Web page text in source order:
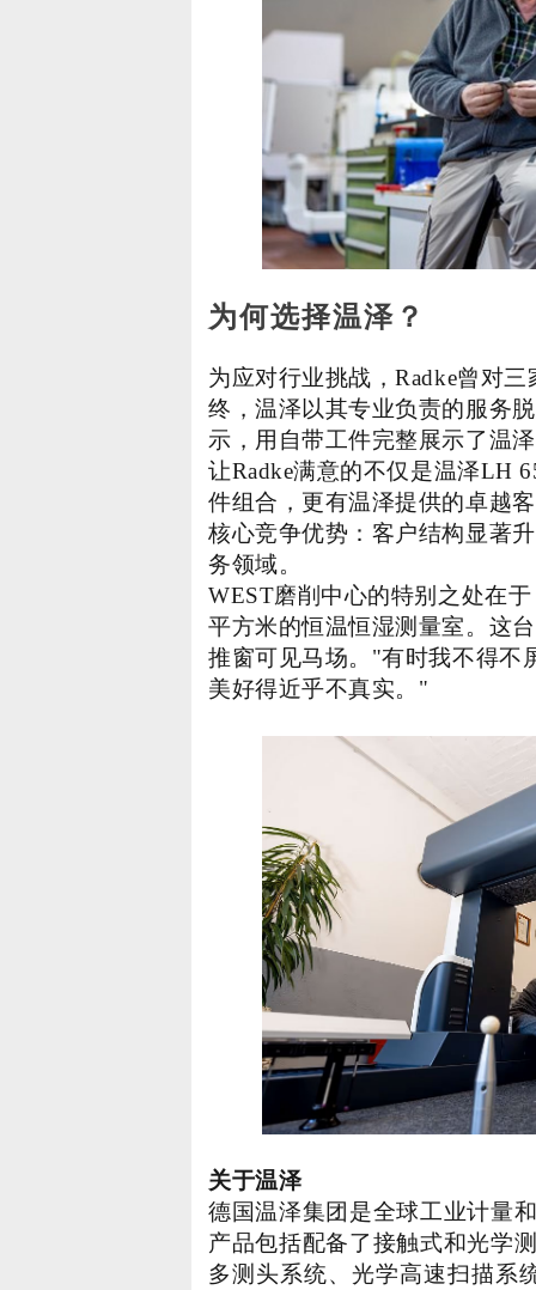
为何选择温泽？
为应对行业挑战，Radke曾对
终，温泽以其专业负责的服务
示，用自带工件完整展示了温
让Radke满意的不仅是温泽LH
件组合，更有温泽提供的卓越
核心竞争优势：客户结构显著
务领域。
WEST磨削中心的特别之处在
平方米的恒温恒湿测量室。这
推窗可见马场。"有时我不得不
美好得近乎不真实。"
关于温泽
德国温泽集团是全球工业计量
产品包括配备了接触式和光学
多测头系统、光学高速扫描系